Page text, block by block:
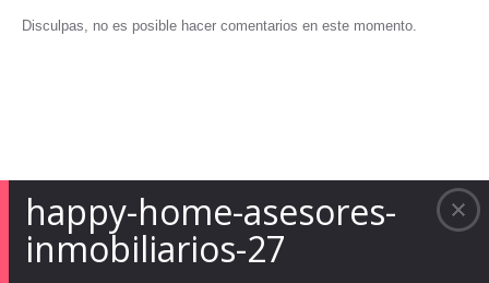
happy-home-asesores-
inmobiliarios-27
Disculpas, no es posible hacer comentarios en este momento.